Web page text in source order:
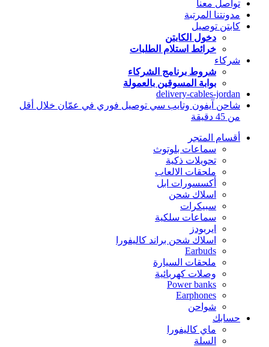
تواصل معنا
مدونتنا المرتبة
كابتن توصيل
دخول الكابتن
خرائط استلام الطلبات
شركاء
شروط برنامج الشركاء
بوابة المسوقين بالعمولة
delivery-cables-jordan
شاحن آيفون وتايب سي توصيل فوري في عمّان خلال أقل
من 45 دقيقة
أقسام المتجر
سماعات بلوتوث
تحويلات ذكية
ملحقات الالعاب
أكسسورات ابل
اسلاك شحن
سبيكرات
سماعات سلكية
ايربودز
اسلاك شحن براند كاليفورا
Earbuds
ملحقات السيارة
وصلات كهربائية
Power banks
Earphones
شواحن
حسابك
ماي كاليفورا
السلة